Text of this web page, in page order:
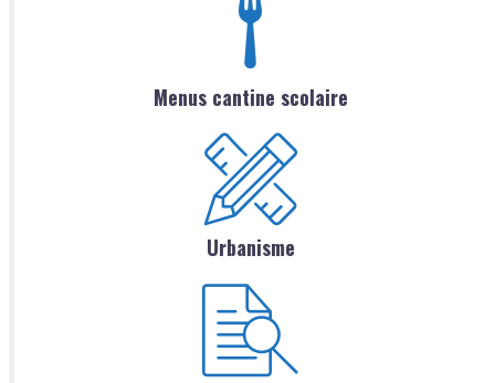
Menus cantine scolaire
Urbanisme